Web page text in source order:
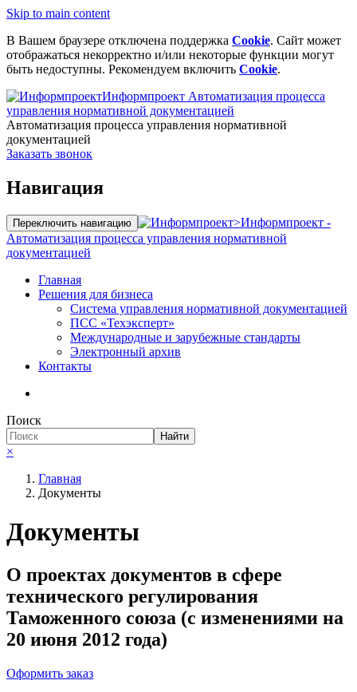
Skip to main content
В Вашем браузере отключена поддержка Cookie. Сайт может
отображаться некорректно и/или некоторые функции могут
быть недоступны. Рекомендуем включить Cookie.
Информпроект Автоматизация процесса
управления нормативной документацией
Автоматизация процесса управления нормативной
документацией
Заказать звонок
Навигация
Переключить навигацию >Информпроект -
Автоматизация процесса управления нормативной
документацией
Главная
Решения для бизнеса
Система управления нормативной документацией
ПСС «Техэксперт»
Международные и зарубежные стандарты
Электронный архив
Контакты
Поиск
Найти
×
Главная
Документы
Документы
О проектах документов в сфере
технического регулирования
Таможенного союза (с изменениями на
20 июня 2012 года)
Оформить заказ